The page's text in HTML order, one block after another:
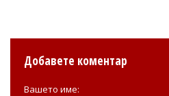
Добавете коментар
Вашето име: